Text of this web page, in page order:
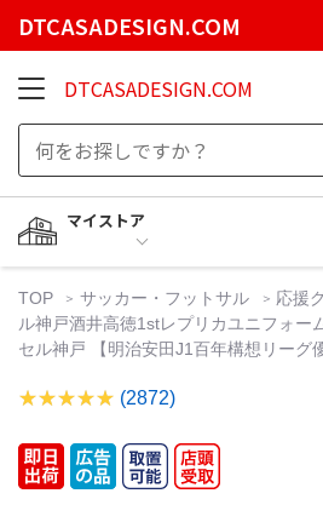
DTCASADESIGN.COM
DTCASADESIGN.COM
マイストア
TOP サッカー・フットサル 応援
ル神戸酒井高徳1stレプリカユニフォー
セル神戸 【明治安田J1百年構想リーグ
(2872)